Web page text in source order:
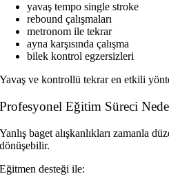
yavaş tempo single stroke
rebound çalışmaları
metronom ile tekrar
ayna karşısında çalışma
bilek kontrol egzersizleri
Yavaş ve kontrollü tekrar en etkili
Profesyonel Eğitim Süreci
Yanlış baget alışkanlıkları zamanla
dönüşebilir.
Eğitmen desteği ile: